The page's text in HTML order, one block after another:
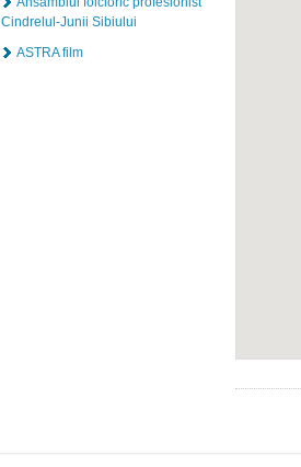
Cindrelul-Junii Sibiului
ASTRA film